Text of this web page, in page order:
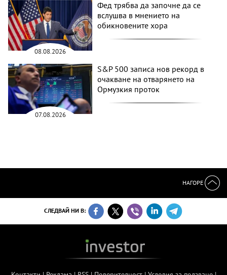
08.08.2026
Фед трябва да започне да се
вслушва в мнението на
обикновените хора
07.08.2026
S&P 500 записа нов рекорд в
очакване на отварянето на
Ормузкия проток
НАГОРЕ
СЛЕДВАЙ НИ В: